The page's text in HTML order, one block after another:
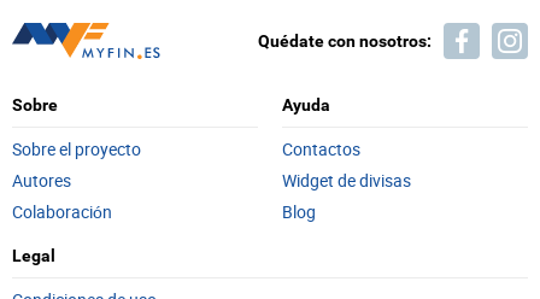
Quédate con nosotros:
Sobre
Sobre el proyecto
Autores
Colaboración
Ayuda
Contactos
Widget de divisas
Blog
Legal